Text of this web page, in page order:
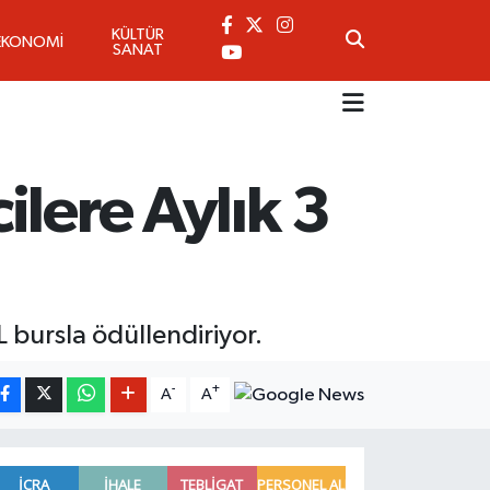
KÜLTÜR
SANAT
Aylık 3
bursla ödüllendiriyor.
A- A+